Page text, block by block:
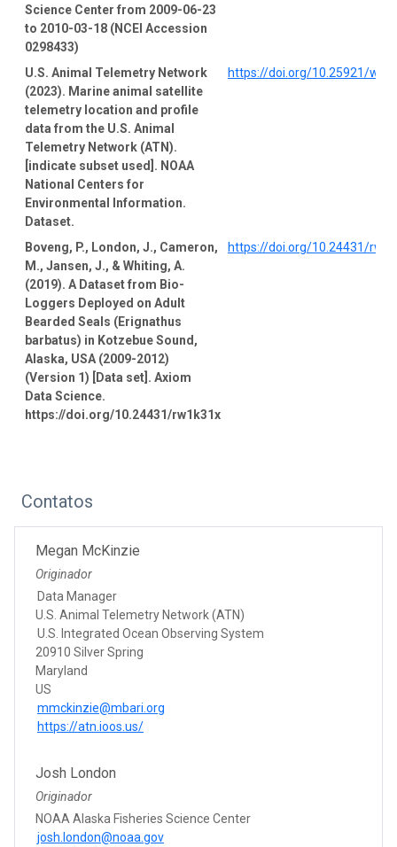
Science Center from 2009-06-23
to 2010-03-18 (NCEI Accession
0298433)
U.S. Animal Telemetry Network
(2023). Marine animal satellite
telemetry location and profile
data from the U.S. Animal
Telemetry Network (ATN).
[indicate subset used]. NOAA
National Centers for
Environmental Information.
Dataset.
https://doi.org/10.25921/
Boveng, P., London, J., Cameron,
M., Jansen, J., & Whiting, A.
(2019). A Dataset from Bio-
Loggers Deployed on Adult
Bearded Seals (Erignathus
barbatus) in Kotzebue Sound,
Alaska, USA (2009-2012)
(Version 1) [Data set]. Axiom
Data Science.
https://doi.org/10.24431/rw1k31x
https://doi.org/10.24431/
Contatos
Megan McKinzie
Originador
Data Manager
U.S. Animal Telemetry Network (ATN)
U.S. Integrated Ocean Observing System
20910 Silver Spring
Maryland
US
mmckinzie@mbari.org
https://atn.ioos.us/
Josh London
Originador
NOAA Alaska Fisheries Science Center
josh.london@noaa.gov